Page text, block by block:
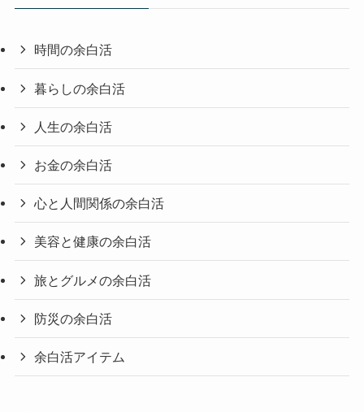
時間の余白活
暮らしの余白活
人生の余白活
お金の余白活
心と人間関係の余白活
美容と健康の余白活
旅とグルメの余白活
防災の余白活
余白活アイテム